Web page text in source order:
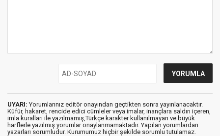
UYARI: Yorumlarınız editör onayından geçtikten sonra yayınlanacaktır.
Küfür, hakaret, rencide edici cümleler veya imalar, inançlara saldırı içeren,
imla kuralları ile yazılmamış,Türkçe karakter kullanılmayan ve büyük
harflerle yazılmış yorumlar onaylanmamaktadır. Yapılan yorumlardan
yazarları sorumludur. Kurumumuz hiçbir şekilde sorumlu tutulamaz.